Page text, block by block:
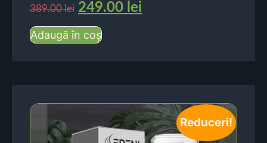
389.00lei 249.00 lei
Adaugă în coș
Reduceri!